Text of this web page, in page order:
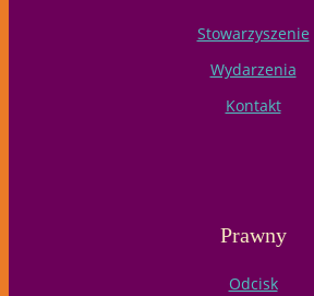
Stowarzyszenie
Wydarzenia
Kontakt
Prawny
Odcisk